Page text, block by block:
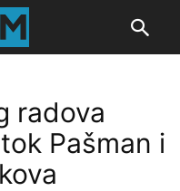
radova
Pašman i